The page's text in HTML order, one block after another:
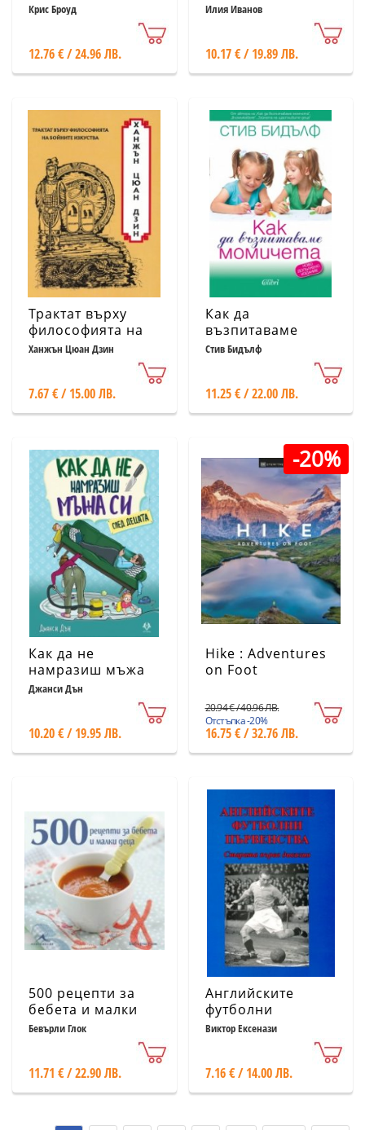
Крис Броуд
12.76 € / 24.96 ЛВ.
Илия Иванов
10.17 € / 19.89 ЛВ.
Трактат върху
философията на
бойните изкуства
Ханжън Цюан Дзин
7.67 € / 15.00 ЛВ.
Как да
възпитаваме
момичета (ново
Стив Бидълф
11.25 € / 22.00 ЛВ.
Как да не
намразиш мъжа
си след децата
Джанси Дън
10.20 € / 19.95 ЛВ.
-20%
Hike : Adventures
on Foot
20.94 € / 40.96 ЛВ.
Отстъпка -20%
16.75 € / 32.76 ЛВ.
500 рецепти за
бебета и малки
деца
Бевърли Глок
11.71 € / 22.90 ЛВ.
Английските
футболни
първенства.
Виктор Ексенази
7.16 € / 14.00 ЛВ.